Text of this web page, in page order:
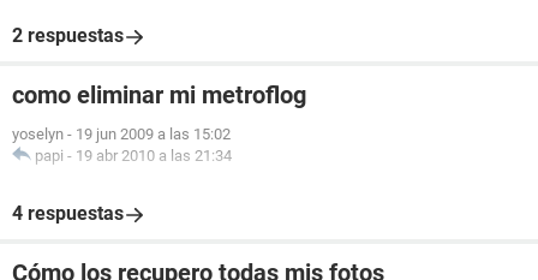
2 respuestas
como eliminar mi metroflog
yoselyn - 19 jun 2009 a las 15:02
papi - 19 abr 2010 a las 21:34
4 respuestas
Cómo los recupero todas mis fotos